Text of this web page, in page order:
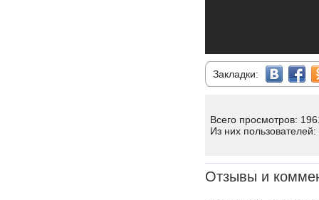
Закладки:
Всего просмотров:
Из них пользователей:
Отзывы и